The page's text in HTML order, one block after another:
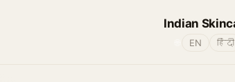
Indian
EN हिंदी